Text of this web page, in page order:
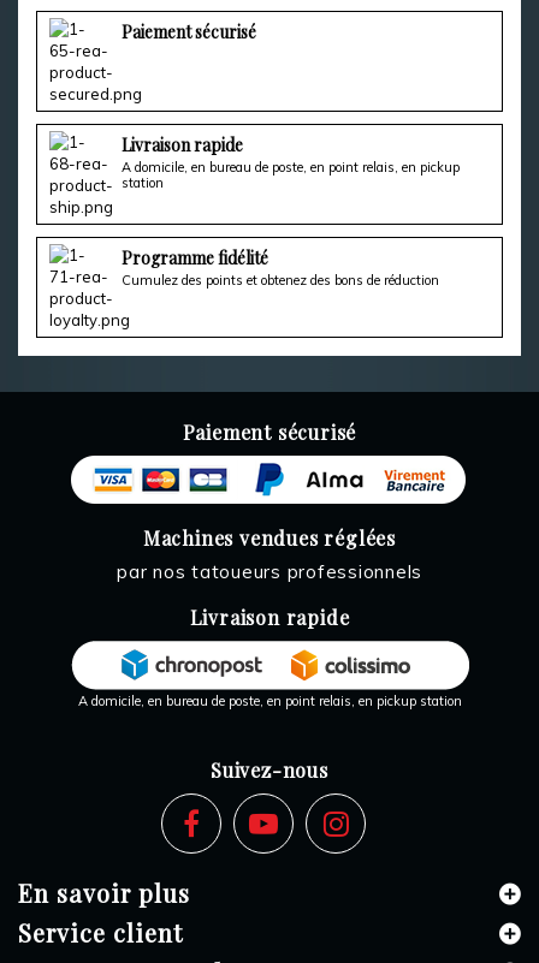
Paiement sécurisé
Livraison rapide
A domicile, en bureau de poste, en point relais, en pickup
station
Programme fidélité
Cumulez des points et obtenez des bons de réduction
Paiement sécurisé
Machines vendues réglées
par nos tatoueurs professionnels
Livraison rapide
A domicile, en bureau de poste, en point relais, en pickup station
Suivez-nous
En savoir plus
Service client